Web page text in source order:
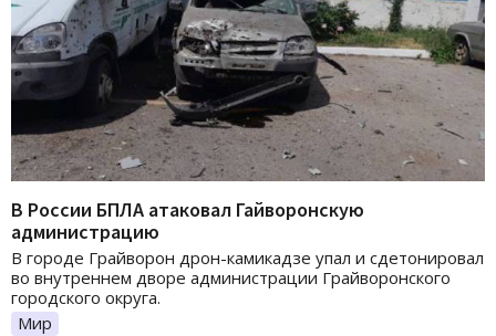
В России БПЛА атаковал Гайворонскую
администрацию
В городе Грайворон дрон-камикадзе упал и сдетонировал
во внутреннем дворе администрации Грайворонского
городского округа.
Мир